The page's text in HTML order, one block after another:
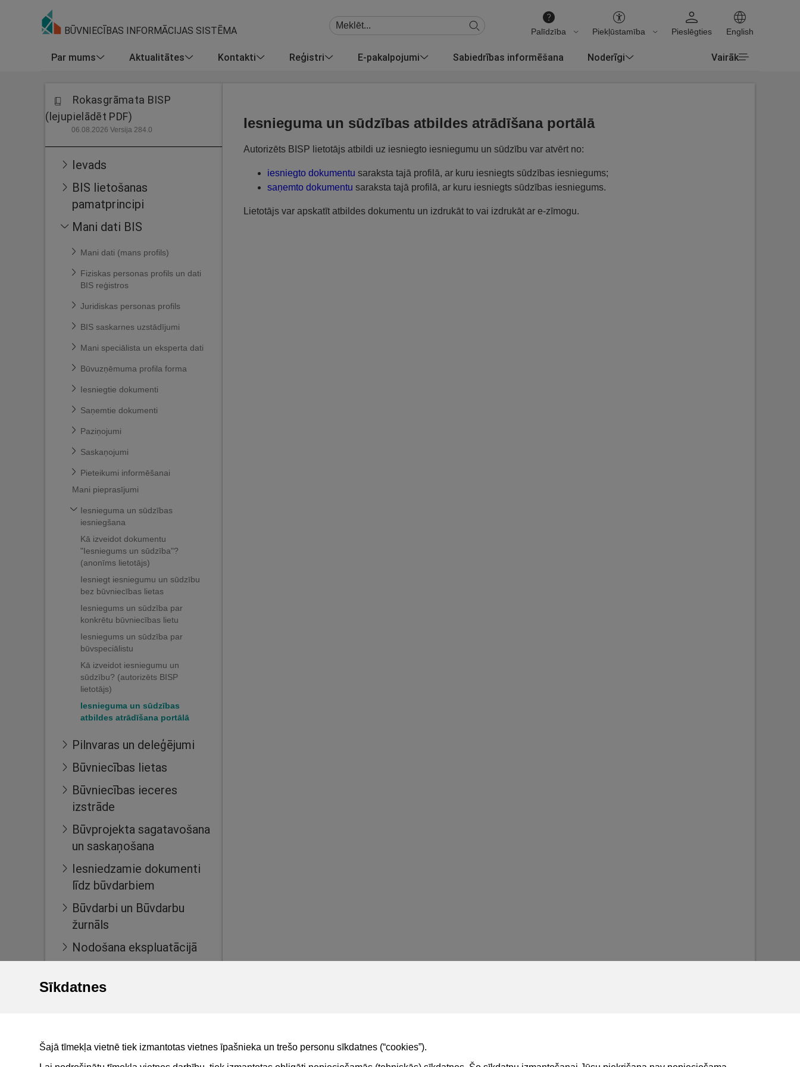
BŪVNIECĪBAS INFORMĀCIJAS SISTĒMA Palīdzība Piekļūstamība Pieslēgties English
Par mums Aktualitātes Kontakti Reģistri E-pakalpojumi Sabiedrības informēšana Noderīgi Vairāk
Sīkdatnes
Šajā tīmekļa vietnē tiek izmantotas vietnes īpašnieka un trešo personu sīkdatnes (“cookies”).
Rokasgrāmata BISP
(lejupielādēt PDF)
06.08.2026 Versija 284.0
Ievads
BIS lietošanas
pamatprincipi
Mani dati BIS
Mani dati (mans profils)
Fiziskas personas profils un dati
BIS reģistros
Juridiskas personas profils
BIS saskarnes uzstādījumi
Mani speciālista un eksperta dati
Būvuzņēmuma profila forma
Iesniegtie dokumenti
Saņemtie dokumenti
Paziņojumi
Saskaņojumi
Pieteikumi informēšanai
Mani pieprasījumi
Iesnieguma un sūdzības
iesniegšana
Kā izveidot dokumentu
"Iesniegums un sūdzība"?
(anonīms lietotājs)
Iesniegt iesniegumu un sūdzību
bez būvniecības lietas
Iesniegums un sūdzība par
konkrētu būvniecības lietu
Iesniegums un sūdzība par
būvspeciālistu
Kā izveidot iesniegumu un
sūdzību? (autorizēts BISP
lietotājs)
Iesnieguma un sūdzības
atbildes atrādīšana portālā
Pilnvaras un deleģējumi
Būvniecības lietas
Būvniecības ieceres
izstrāde
Būvprojekta sagatavošana
un saskaņošana
Iesniedzamie dokumenti
līdz būvdarbiem
Būvdarbi un Būvdarbu
žurnāls
Nodošana ekspluatācijā
Māju lietas
For non-residents
Iesnieguma un sūdzības atbildes atrādīšana portālā
Autorizēts BISP lietotājs atbildi uz iesniegto iesniegumu un sūdzību var atvērt no:
iesniegto dokumentu saraksta tajā profilā, ar kuru iesniegts sūdzības iesniegums;
saņemto dokumentu saraksta tajā profilā, ar kuru iesniegts sūdzības iesniegums.
Lietotājs var apskatīt atbildes dokumentu un izdrukāt to vai izdrukāt ar e-zīmogu.